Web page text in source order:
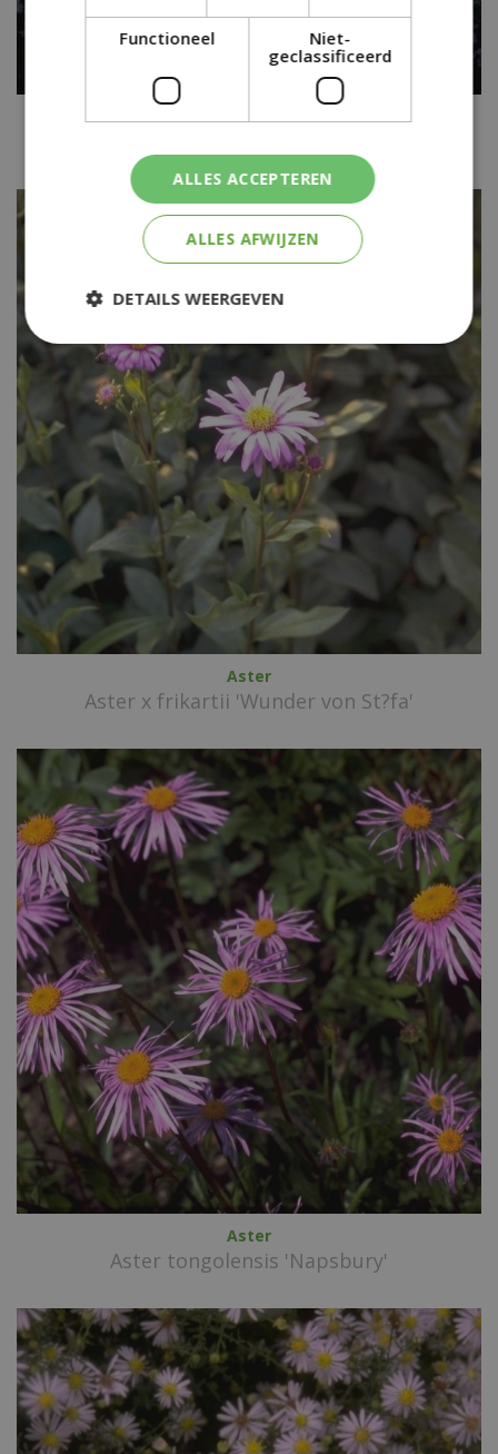
Aster
Aster
Aster x frikartii 'Wunder von St?fa'
Aster
Aster tongolensis 'Napsbury'
Functioneel
Niet-
geclassificeerd
ALLES ACCEPTEREN
ALLES AFWIJZEN
DETAILS WEERGEVEN